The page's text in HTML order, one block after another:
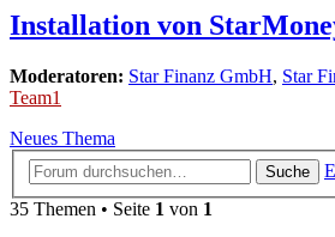
Installation von
Moderatoren: Star Finanz GmbH, Star
Team1
Neues Thema
Suche
35 Themen • Seite 1 von 1